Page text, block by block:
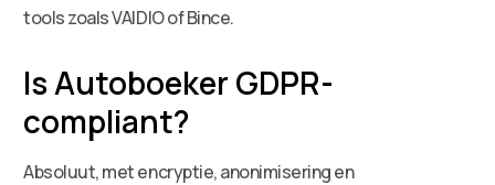
tools zoals VAIDIO of Bince.
Is Autoboeker GDPR-
compliant?
Absoluut, met encryptie, anonimisering en